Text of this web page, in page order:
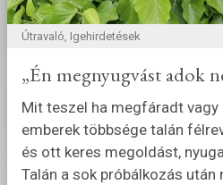
Útravaló, Igehirdetések
„Én megnyugvást adok
Mit teszel ha megfáradt vagy
emberek többsége talán
és ott keres megoldást,
Talán a sok próbálkozás után